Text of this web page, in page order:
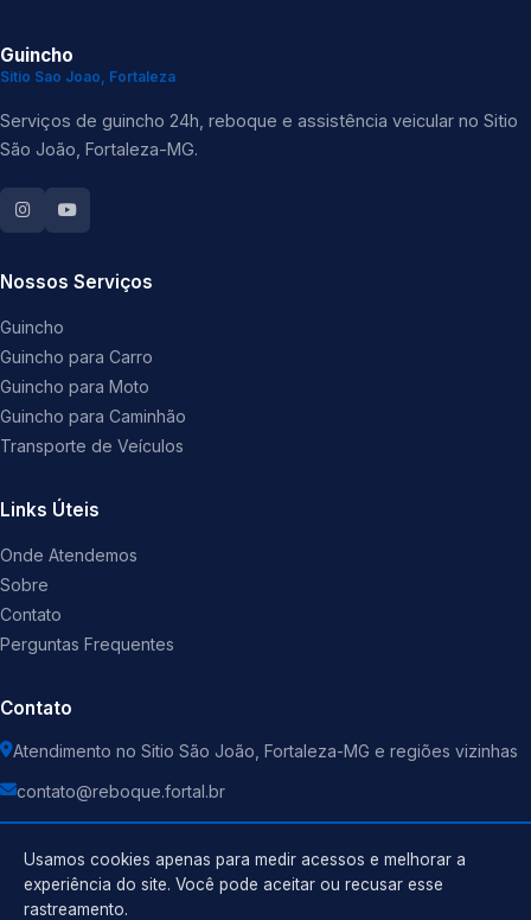
Guincho
Sitio Sao Joao, Fortaleza
Serviços de guincho 24h, reboque e assistência veicular no Sitio
São João, Fortaleza-MG.
Nossos Serviços
Guincho
Guincho para Carro
Guincho para Moto
Guincho para Caminhão
Transporte de Veículos
Links Úteis
Onde Atendemos
Sobre
Contato
Perguntas Frequentes
Contato
Atendimento no Sitio São João, Fortaleza-MG e regiões vizinhas
contato@reboque.fortal.br
Usamos cookies apenas para medir acessos e melhorar a
experiência do site. Você pode aceitar ou recusar esse
rastreamento.